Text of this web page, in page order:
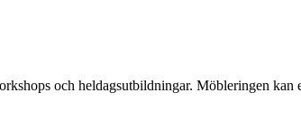
och heldagsutbildningar. Möbleringen